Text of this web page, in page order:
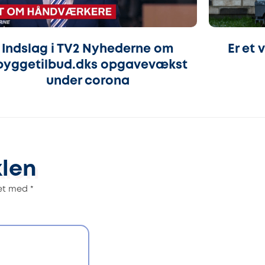
Indslag i TV2 Nyhederne om
opgavevækst
under corona
Er et
med *